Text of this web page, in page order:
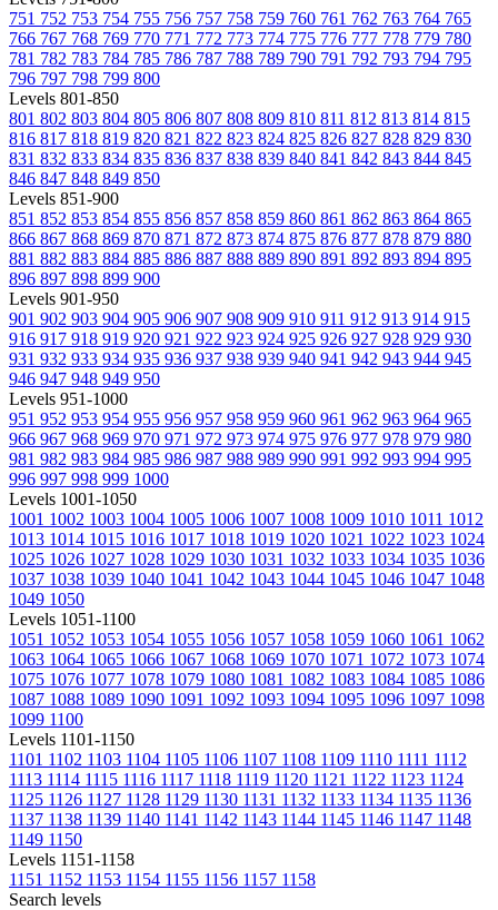
751 752 753 754 755 756 757 758 759 760 761 762 763 764 765
766 767 768 769 770 771 772 773 774 775 776 777 778 779 780
781 782 783 784 785 786 787 788 789 790 791 792 793 794 795
796 797 798 799 800
Levels 801-850
801 802 803 804 805 806 807 808 809 810 811 812 813 814 815
816 817 818 819 820 821 822 823 824 825 826 827 828 829 830
831 832 833 834 835 836 837 838 839 840 841 842 843 844 845
846 847 848 849 850
Levels 851-900
851 852 853 854 855 856 857 858 859 860 861 862 863 864 865
866 867 868 869 870 871 872 873 874 875 876 877 878 879 880
881 882 883 884 885 886 887 888 889 890 891 892 893 894 895
896 897 898 899 900
Levels 901-950
901 902 903 904 905 906 907 908 909 910 911 912 913 914 915
916 917 918 919 920 921 922 923 924 925 926 927 928 929 930
931 932 933 934 935 936 937 938 939 940 941 942 943 944 945
946 947 948 949 950
Levels 951-1000
951 952 953 954 955 956 957 958 959 960 961 962 963 964 965
966 967 968 969 970 971 972 973 974 975 976 977 978 979 980
981 982 983 984 985 986 987 988 989 990 991 992 993 994 995
996 997 998 999 1000
Levels 1001-1050
1001 1002 1003 1004 1005 1006 1007 1008 1009 1010 1011 1012
1013 1014 1015 1016 1017 1018 1019 1020 1021 1022 1023 1024
1025 1026 1027 1028 1029 1030 1031 1032 1033 1034 1035 1036
1037 1038 1039 1040 1041 1042 1043 1044 1045 1046 1047 1048
1049 1050
Levels 1051-1100
1051 1052 1053 1054 1055 1056 1057 1058 1059 1060 1061 1062
1063 1064 1065 1066 1067 1068 1069 1070 1071 1072 1073 1074
1075 1076 1077 1078 1079 1080 1081 1082 1083 1084 1085 1086
1087 1088 1089 1090 1091 1092 1093 1094 1095 1096 1097 1098
1099 1100
Levels 1101-1150
1101 1102 1103 1104 1105 1106 1107 1108 1109 1110 1111 1112
1113 1114 1115 1116 1117 1118 1119 1120 1121 1122 1123 1124
1125 1126 1127 1128 1129 1130 1131 1132 1133 1134 1135 1136
1137 1138 1139 1140 1141 1142 1143 1144 1145 1146 1147 1148
1149 1150
Levels 1151-1158
1151 1152 1153 1154 1155 1156 1157 1158
Search levels